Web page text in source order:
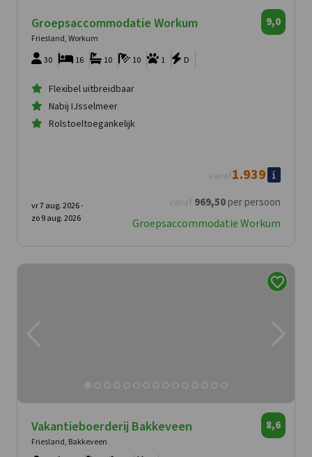
Groepsaccommodatie Workum
Friesland, Workum
9,0
30 1
10
10 D
16
Flexibel uitbreidbaar
Nabij IJsselmeer
Rolstoeltoegankelijk
vanaf 969,50per persoon
vanaf1.939
vr 7 aug. 2026 -
zo 9 aug. 2026
Groepsaccommodatie Workum
Vakantieboerderij Bakkeveen
Friesland, Bakkeveen
8,6